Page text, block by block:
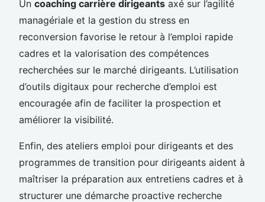
Un coaching carrière dirigeants axé sur l’agilité
managériale et la gestion du stress en
reconversion favorise le retour à l’emploi rapide
cadres et la valorisation des compétences
recherchées sur le marché dirigeants. L’utilisation
d’outils digitaux pour recherche d’emploi est
encouragée afin de faciliter la prospection et
améliorer la visibilité.
Enfin, des ateliers emploi pour dirigeants et des
programmes de transition pour dirigeants aident à
maîtriser la préparation aux entretiens cadres et à
structurer une démarche proactive recherche